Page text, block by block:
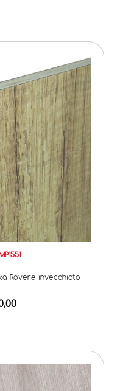
Rovere invecchiato